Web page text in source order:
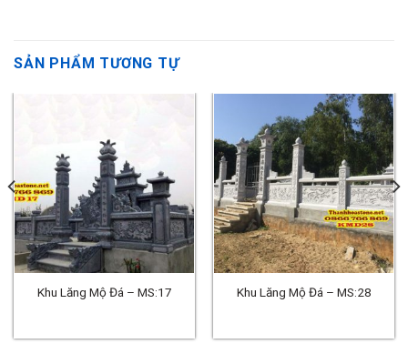
SẢN PHẨM TƯƠNG TỰ
Khu Lăng Mộ Đá – MS:17 Khu Lăng Mộ Đá – MS:28